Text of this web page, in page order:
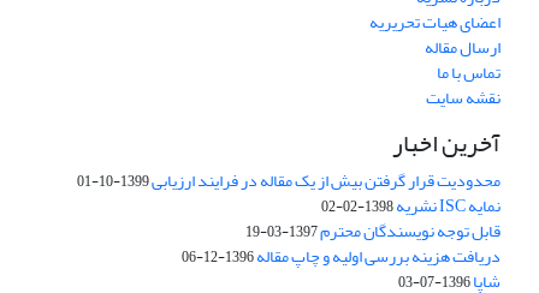
اعضای هیات تحریریه
ارسال مقاله
تماس با ما
نقشه سایت
آخرین اخبار
محدودیت قرار گرفتن بیش از یک مقاله در فرایند ارزیابی1399-10-01
نمایه ISC نشریه 1398-02-02
قابل توجه نویسندگان محترم1397-03-19
دریافت هزینه بررسی اولیه و چاپ مقاله1396-12-06
شاپا1396-07-03